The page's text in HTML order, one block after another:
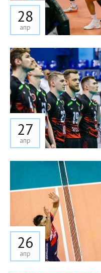
28
апр
27
апр
26
апр